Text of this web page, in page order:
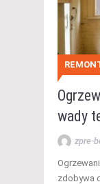
wady
zpre-
zdobywa